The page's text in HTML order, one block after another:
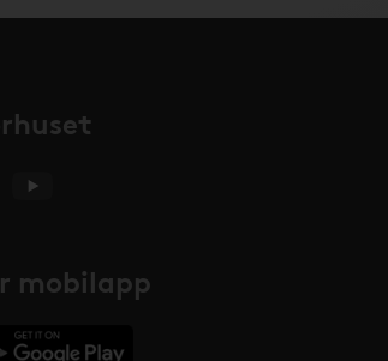
mobilapp